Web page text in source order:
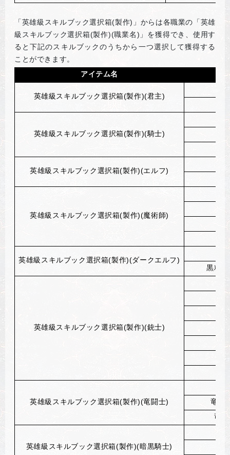
「英雄級スキルブック選択箱(製作)」からは各職業の「英雄
級スキルブック選択箱(製作)(職業名)」を獲得でき、使用す
ると下記のスキルブックのうちから一つ選択して獲得する
ことができます。
アイテム名
英雄級スキルブック選択箱(製作)(君主)
英雄級スキルブック選択箱(製作)(騎士)
英雄級スキルブック選択箱(製作)(エルフ)
英雄級スキルブック選択箱(製作)(魔術師)
英雄級スキルブック選択箱(製作)(ダークエルフ)
黒精
英雄級スキルブック選択箱(製作)(銃士)
英雄級スキルブック選択箱(製作)(竜闘士)
竜闘
竜
英雄級スキルブック選択箱(製作)(暗黒騎士)